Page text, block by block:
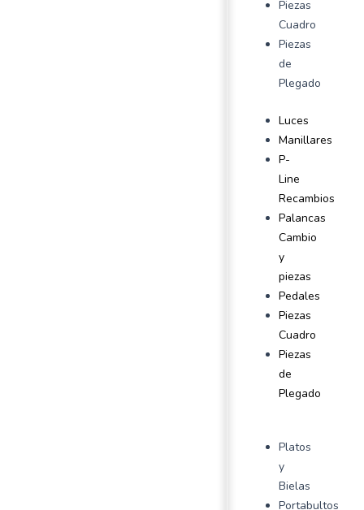
Piezas
Cuadro
Piezas
de
Plegado
Luces
Manillares
P-
Line
Recambios
Palancas
Cambio
y
piezas
Pedales
Piezas
Cuadro
Piezas
de
Plegado
Platos
y
Bielas
Portabultos